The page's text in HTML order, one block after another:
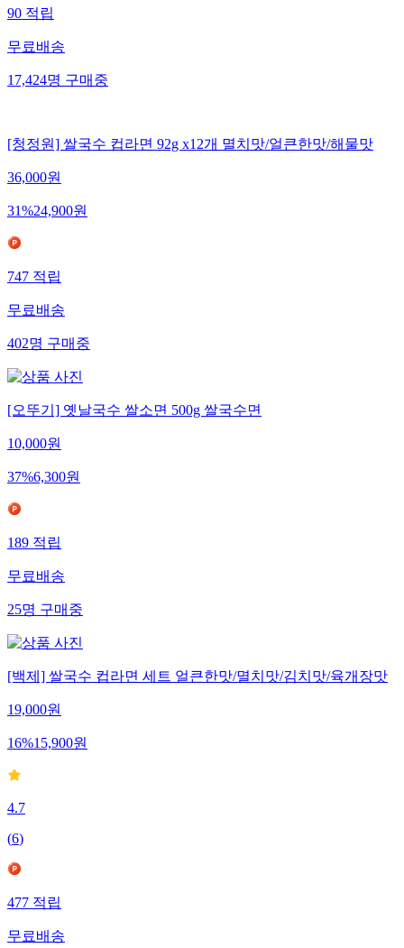
90 적립
무료배송
17,424명 구매중
[청정원] 쌀국수 컵라면 92g x12개 멸치맛/얼큰한맛/해물맛
36,000원
31%24,900원
747적립
무료배송
402명구매중
[오뚜기] 옛날국수 쌀소면 500g 쌀국수면
10,000원
37%6,300원
189적립
무료배송
25명구매중
[백제] 쌀국수 컵라면 세트 얼큰한맛/멸치맛/김치맛/육개장맛
19,000원
16%15,900원
4.7
(6)
477적립
무료배송